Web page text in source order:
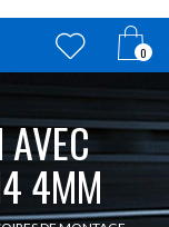
0
4MM